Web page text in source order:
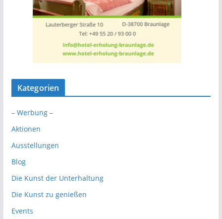
Kategorien
– Werbung –
Aktionen
Ausstellungen
Blog
Die Kunst der Unterhaltung
Die Kunst zu genießen
Events